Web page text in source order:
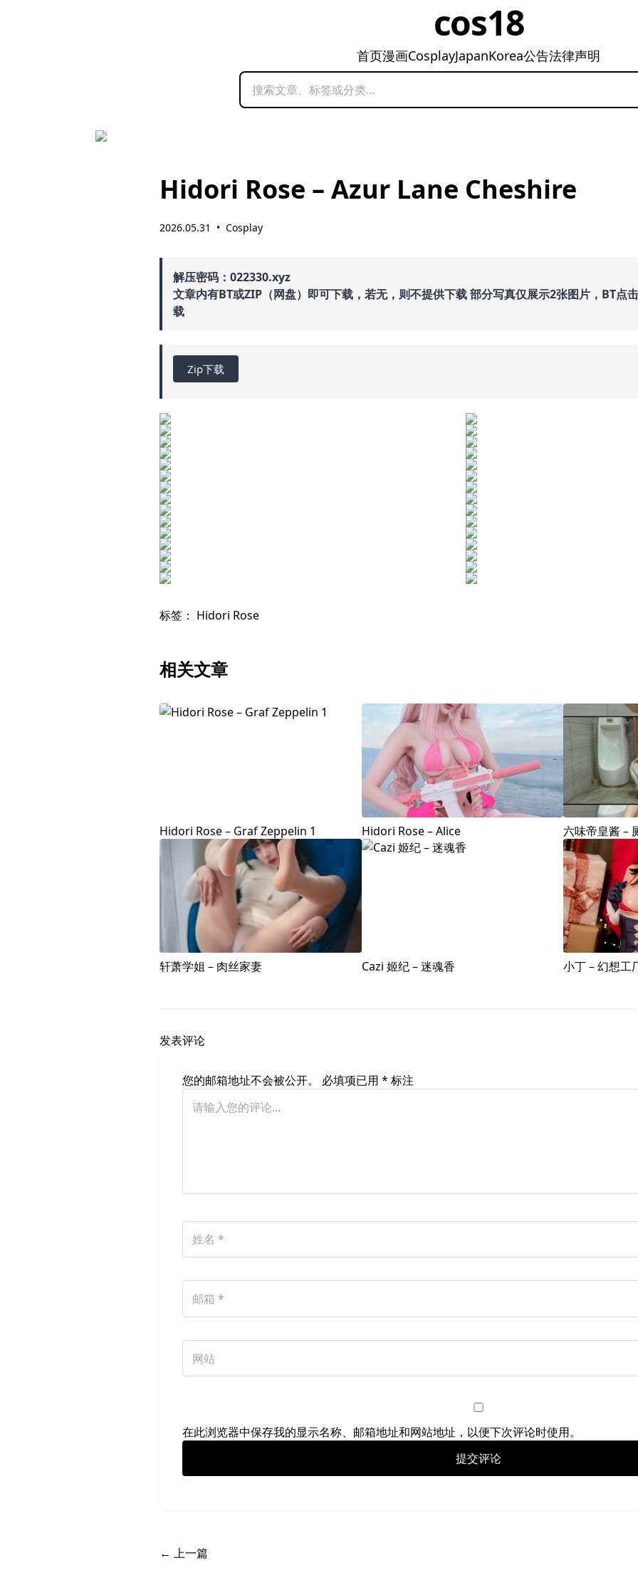
cos18
首页漫画CosplayJapanKorea公告法律声明
Hidori Rose – Azur Lane Cheshire
2026.05.31 • Cosplay
解压密码：022330.xyz
文章内有BT或ZIP（网盘）即可下载，若无，则不提供下载 部分写真仅展示2张图片，BT点
载
Zip下载
标签： Hidori Rose
相关文章
Hidori Rose – Graf Zeppelin 1 Hidori Rose – Alice 六味帝皇酱 –
轩萧学姐 – 肉丝家妻 Cazi 姬纪 – 迷魂香 小丁 – 幻想工
发表评论
您的邮箱地址不会被公开。 必填项已用 * 标注
在此浏览器中保存我的显示名称、邮箱地址和网站地址，以便下次评论时使用。
← 上一篇